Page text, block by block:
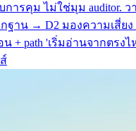
ารคุม ไม่ใช่มุม auditor. ว
กฐาน → D2 มองความเสี่ย
+ path 'เริ่มอ่านจากตรงไ